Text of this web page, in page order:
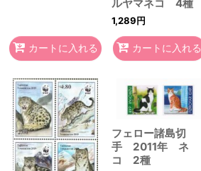
カートに入れる
ルヤマネコ 4種
1,289円
カートに入れる
フェロー諸島切
手 2011年 ネ
コ 2種